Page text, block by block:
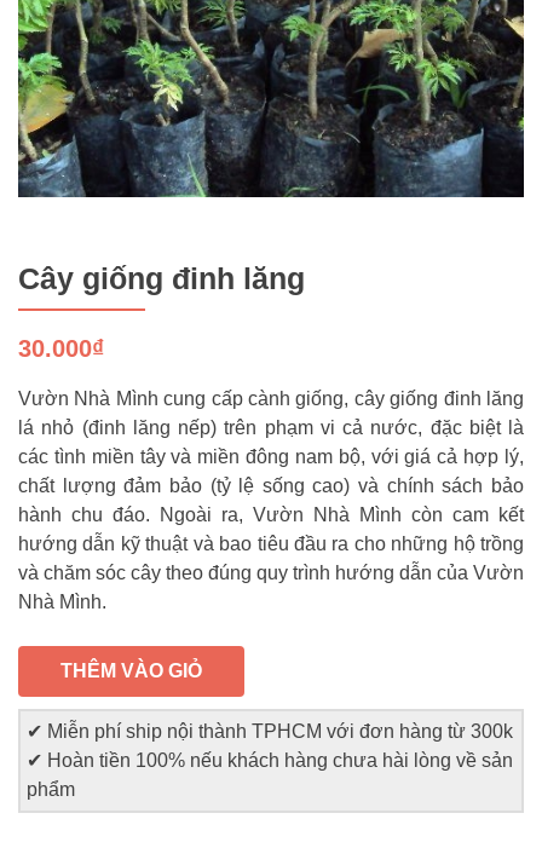
Cây giống đinh lăng
30.000₫
Vườn Nhà Mình cung cấp cành giống, cây giống đinh lăng
lá nhỏ (đinh lăng nếp) trên phạm vi cả nước, đặc biệt là
các tình miền tây và miền đông nam bộ, với giá cả hợp lý,
chất lượng đảm bảo (tỷ lệ sống cao) và chính sách bảo
hành chu đáo. Ngoài ra, Vườn Nhà Mình còn cam kết
hướng dẫn kỹ thuật và bao tiêu đầu ra cho những hộ trồng
và chăm sóc cây theo đúng quy trình hướng dẫn của Vườn
Nhà Mình.
THÊM VÀO GIỎ
✔ Miễn phí ship nội thành TPHCM với đơn hàng từ 300k
✔ Hoàn tiền 100% nếu khách hàng chưa hài lòng về sản
phẩm